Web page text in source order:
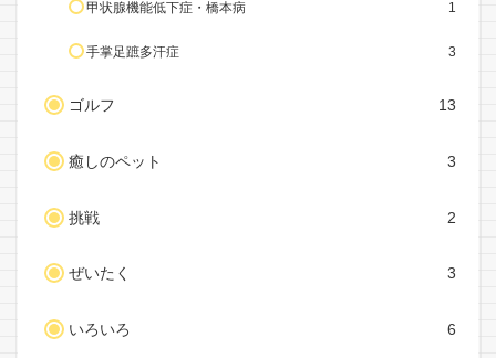
甲状腺機能低下症・橋本病 1
手掌足蹠多汗症 3
ゴルフ 13
癒しのペット 3
挑戦 2
ぜいたく 3
いろいろ 6